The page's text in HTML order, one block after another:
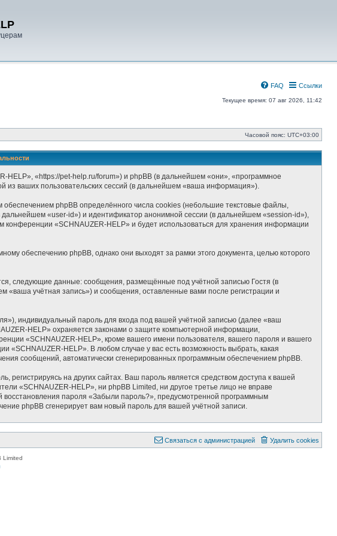
Ссылки
FAQ
Текущее время: 07 авг 2026, 11:42
Часовой пояс: UTC+03:00
«https://pet-help.ru/forum») и phpBB (в дальнейшем «они», «программное
из ваших пользовательских сессий (в дальнейшем «ваша информация»).
phpBB определённого числа cookies (небольшие текстовые файлы,
«user-id») и идентификатор анонимной сессии (в дальнейшем «session-id»),
«SCHNAUZER-HELP» и будет использоваться для хранения информации
обеспечению phpBB, однако они выходят за рамки этого документа, целью которого
следующие данные: сообщения, размещённые под учётной записью Гостя (в
учётная запись») и сообщения, оставленные вами после регистрации и
индивидуальный пароль для входа под вашей учётной записью (далее «ваш
HELP» охраняется законами о защите компьютерной информации,
«SCHNAUZER-HELP», кроме вашего имени пользователя, вашего пароля и вашего
«SCHNAUZER-HELP». В любом случае у вас есть возможность выбрать, какая
сообщений, автоматически сгенерированных программным обеспечением phpBB.
на других сайтах. Ваш пароль является средством доступа к вашей
«SCHNAUZER-HELP», ни phpBB Limited, ни другое третье лицо не вправе
пароля «Забыли пароль?», предусмотренной программным
phpBB сгенерирует вам новый пароль для вашей учётной записи.
Удалить cookies
Связаться с администрацией
Limited